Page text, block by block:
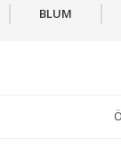
BLUM